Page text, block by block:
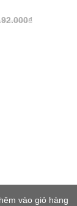
₫
vào giỏ hàng